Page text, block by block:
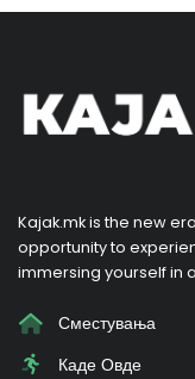
Kajak.mk is the new
opportunity to
immersing yourself in
Сместувања
Каде Овде